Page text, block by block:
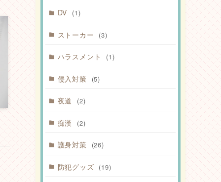
DV (1)
ストーカー (3)
ハラスメント (1)
侵入対策 (5)
夜道 (2)
痴漢 (2)
護身対策 (26)
防犯グッズ (19)